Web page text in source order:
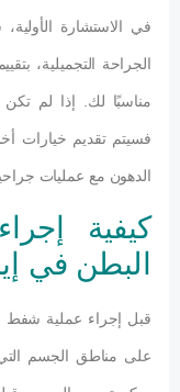
في الاستشارة
الجراحة التجميلية،
مناسبًا لك. إذا لم تكن
فسيتم تقديم خيارات
الدهون مع عمليات
كيفية
البطن في
قبل إجراء عملية شفط
على مناطق الجسم التي